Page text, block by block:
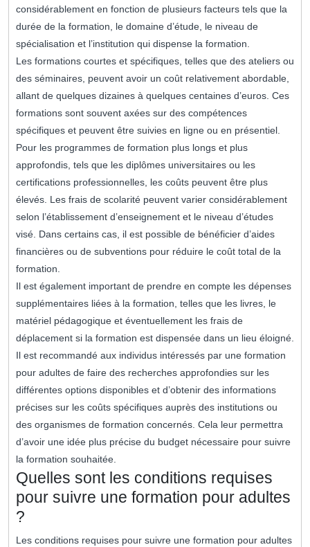
considérablement en fonction de plusieurs facteurs tels que la
durée de la formation, le domaine d’étude, le niveau de
spécialisation et l’institution qui dispense la formation.
Les formations courtes et spécifiques, telles que des ateliers ou
des séminaires, peuvent avoir un coût relativement abordable,
allant de quelques dizaines à quelques centaines d’euros. Ces
formations sont souvent axées sur des compétences
spécifiques et peuvent être suivies en ligne ou en présentiel.
Pour les programmes de formation plus longs et plus
approfondis, tels que les diplômes universitaires ou les
certifications professionnelles, les coûts peuvent être plus
élevés. Les frais de scolarité peuvent varier considérablement
selon l’établissement d’enseignement et le niveau d’études
visé. Dans certains cas, il est possible de bénéficier d’aides
financières ou de subventions pour réduire le coût total de la
formation.
Il est également important de prendre en compte les dépenses
supplémentaires liées à la formation, telles que les livres, le
matériel pédagogique et éventuellement les frais de
déplacement si la formation est dispensée dans un lieu éloigné.
Il est recommandé aux individus intéressés par une formation
pour adultes de faire des recherches approfondies sur les
différentes options disponibles et d’obtenir des informations
précises sur les coûts spécifiques auprès des institutions ou
des organismes de formation concernés. Cela leur permettra
d’avoir une idée plus précise du budget nécessaire pour suivre
la formation souhaitée.
Quelles sont les conditions requises
pour suivre une formation pour adultes
?
Les conditions requises pour suivre une formation pour adultes